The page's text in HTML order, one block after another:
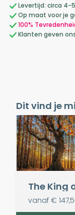
Levertijd: circa 4-
Op maat voor je
100%
Klanten geven
Dit vind je
vanaf €